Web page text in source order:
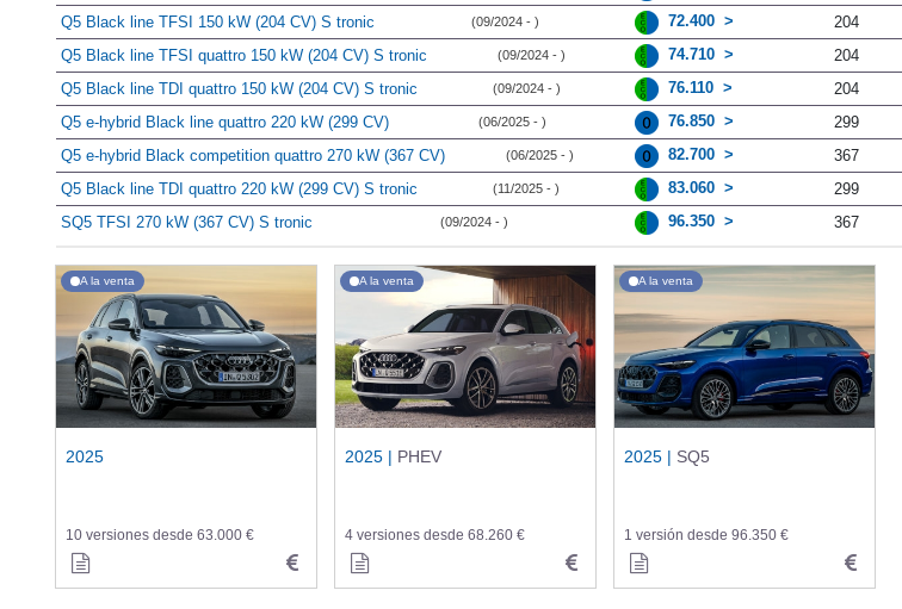
Q5 Black line TFSI 150 kW (204 CV) S tronic
(09/2024 - ) 72.400 204
Q5 Black line TFSI quattro 150 kW (204 CV) S tronic
(09/2024 - ) 74.710 204
Q5 Black line TDI quattro 150 kW (204 CV) S tronic
(09/2024 - ) 76.110 204
Q5 e-hybrid Black line quattro 220 kW (299 CV)
(06/2025 - ) 76.850 299
Q5 e-hybrid Black competition quattro 270 kW (367 CV)
(06/2025 - ) 82.700 367
Q5 Black line TDI quattro 220 kW (299 CV) S tronic
(11/2025 - ) 83.060 299
SQ5 TFSI 270 kW (367 CV) S tronic
(09/2024 - ) 96.350 367
A la venta
2025
10 versiones desde 63.000 €
A la venta
2025 | PHEV
4 versiones desde 68.260 €
A la venta
2025 | SQ5
1 versión desde 96.350 €